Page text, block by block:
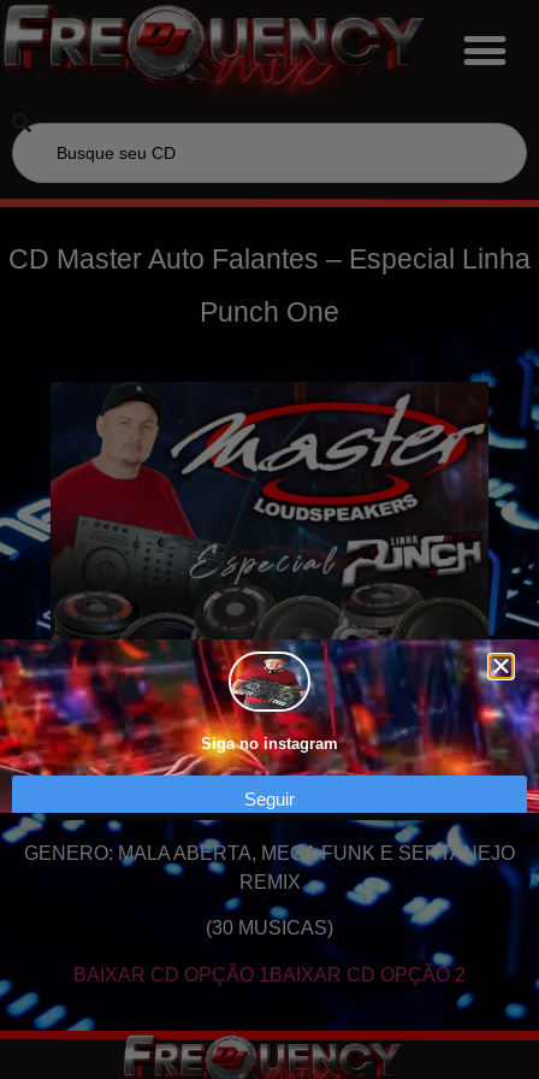
CD Master Auto Falantes – Especial Linha
Punch One
GENERO: MALA ABERTA, MEGA FUNK E SERTANEJO
REMIX
(30 MUSICAS)
BAIXAR CD OPÇÃO 1 BAIXAR CD OPÇÃO 2
Siga no instagram
Seguir